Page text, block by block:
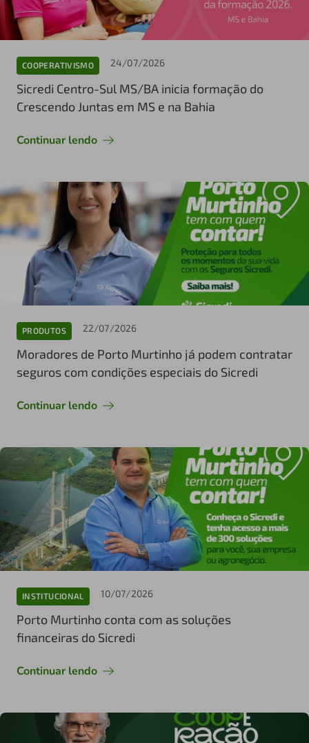
COOPERATIVISMO 24/07/2026
Sicredi Centro-Sul MS/BA inicia formação do
Crescendo Juntas em MS e na Bahia
Continuar lendo
PRODUTOS 22/07/2026
Moradores de Porto Murtinho já podem contratar
seguros com condições especiais do Sicredi
Continuar lendo
INSTITUCIONAL 10/07/2026
Porto Murtinho conta com as soluções
financeiras do Sicredi
Continuar lendo